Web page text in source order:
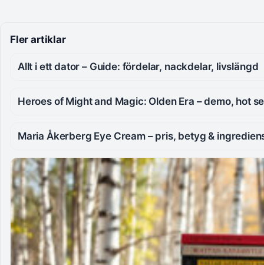
Fler artiklar
Allt i ett dator – Guide: fördelar, nackdelar, livslängd
Heroes of Might and Magic: Olden Era – demo, hot
Maria Åkerberg Eye Cream – pris, betyg &